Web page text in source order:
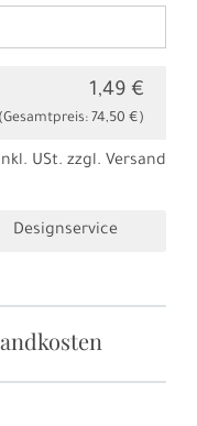
1,49 €
(Gesamtpreis: 74,50 €)
USt. zzgl. Versand
Designservice